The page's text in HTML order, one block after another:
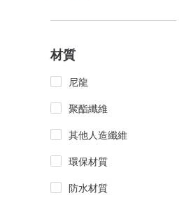
材質
尼龍
聚酯纖維
其他人造纖維
環保材質
防水材質